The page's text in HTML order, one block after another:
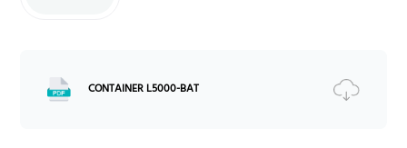
CONTAINER L5000-BAT